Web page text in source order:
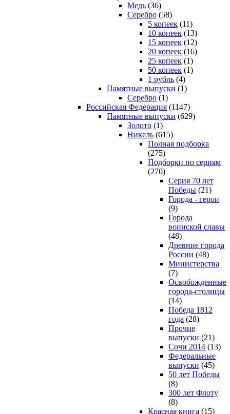
Медь (36)
Серебро (58)
5 копеек (11)
10 копеек (13)
15 копеек (12)
20 копеек (16)
25 копеек (1)
50 копеек (1)
1 рубль (4)
Памятные выпуски (1)
Серебро (1)
Российская Федерация (1147)
Памятные выпуски (629)
Золото (1)
Никель (615)
Полная подборка
(275)
Подборки по сериям
(270)
Серия 70 лет
Победы (21)
Города - герои
(9)
Города
воинской славы
(48)
Древние города
России (48)
Министерства
(7)
Освобожденные
города-столицы
(14)
Победа 1812
года (28)
Прочие
выпуски (21)
Сочи 2014 (13)
Федеральные
выпуски (45)
50 лет Победы
(8)
300 лет Флоту
(8)
Красная книга (15)